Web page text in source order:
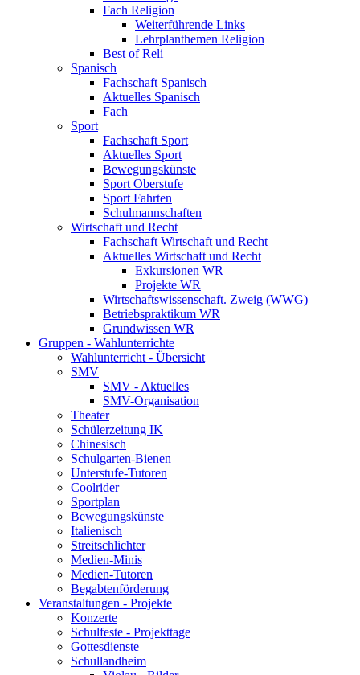
Fach Religion
Weiterführende Links
Lehrplanthemen Religion
Best of Reli
Spanisch
Fachschaft Spanisch
Aktuelles Spanisch
Fach
Sport
Fachschaft Sport
Aktuelles Sport
Bewegungskünste
Sport Oberstufe
Sport Fahrten
Schulmannschaften
Wirtschaft und Recht
Fachschaft Wirtschaft und Recht
Aktuelles Wirtschaft und Recht
Exkursionen WR
Projekte WR
Wirtschaftswissenschaft. Zweig (WWG)
Betriebspraktikum WR
Grundwissen WR
Gruppen - Wahlunterrichte
Wahlunterricht - Übersicht
SMV
SMV - Aktuelles
SMV-Organisation
Theater
Schülerzeitung IK
Chinesisch
Schulgarten-Bienen
Unterstufe-Tutoren
Coolrider
Sportplan
Bewegungskünste
Italienisch
Streitschlichter
Medien-Minis
Medien-Tutoren
Begabtenförderung
Veranstaltungen - Projekte
Konzerte
Schulfeste - Projekttage
Gottesdienste
Schullandheim